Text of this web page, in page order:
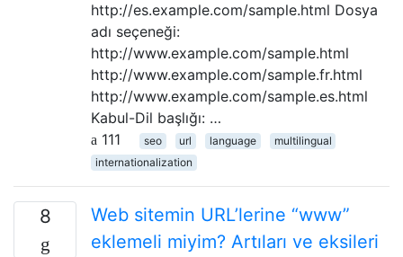
http://es.example.com/sample.html Dosya
adı seçeneği:
http://www.example.com/sample.html
http://www.example.com/sample.fr.html
http://www.example.com/sample.es.html
Kabul-Dil başlığı: …
111
seo url language
multilingual
internationalization
8
Web sitemin URL’lerine “www”
eklemeli miyim? Artıları ve eksileri